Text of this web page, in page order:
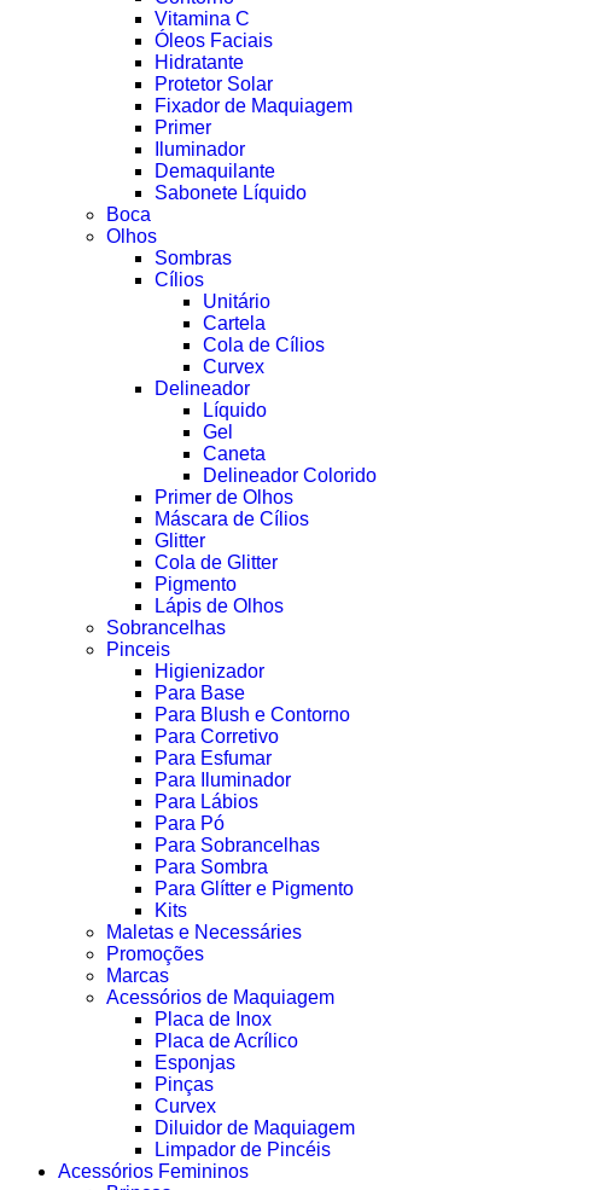
Vitamina C
Óleos Faciais
Hidratante
Protetor Solar
Fixador de Maquiagem
Primer
Iluminador
Demaquilante
Sabonete Líquido
Boca
Olhos
Sombras
Cílios
Unitário
Cartela
Cola de Cílios
Curvex
Delineador
Líquido
Gel
Caneta
Delineador Colorido
Primer de Olhos
Máscara de Cílios
Glitter
Cola de Glitter
Pigmento
Lápis de Olhos
Sobrancelhas
Pinceis
Higienizador
Para Base
Para Blush e Contorno
Para Corretivo
Para Esfumar
Para Iluminador
Para Lábios
Para Pó
Para Sobrancelhas
Para Sombra
Para Glítter e Pigmento
Kits
Maletas e Necessáries
Promoções
Marcas
Acessórios de Maquiagem
Placa de Inox
Placa de Acrílico
Esponjas
Pinças
Curvex
Diluidor de Maquiagem
Limpador de Pincéis
Acessórios Femininos